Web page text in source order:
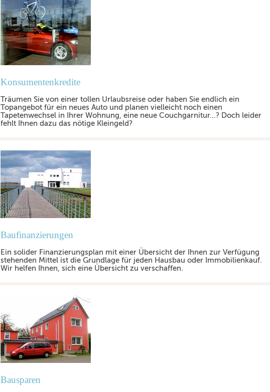
Konsumentenkredite
Träumen Sie von einer tollen Urlaubsreise oder haben Sie endlich ein
Topangebot für ein neues Auto und planen vielleicht noch einen
Tapetenwechsel in Ihrer Wohnung, eine neue Couchgarnitur...? Doch leider
fehlt Ihnen dazu das nötige Kleingeld?
Baufinanzierungen
Ein solider Finanzierungsplan mit einer Übersicht der Ihnen zur Verfügung
stehenden Mittel ist die Grundlage für jeden Hausbau oder Immobilienkauf.
Wir helfen Ihnen, sich eine Übersicht zu verschaffen.
Bausparen